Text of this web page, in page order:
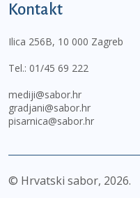
Kontakt
Ilica 256B, 10 000 Zagreb
Tel.: 01/45 69 222
mediji@sabor.hr
gradjani@sabor.hr
pisarnica@sabor.hr
© Hrvatski sabor, 2026